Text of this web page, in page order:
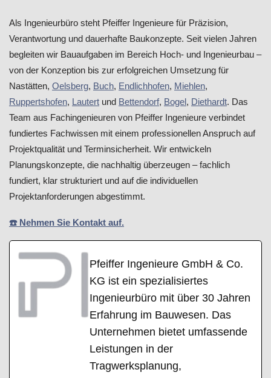
Als Ingenieurbüro steht Pfeiffer Ingenieure für Präzision,
Verantwortung und dauerhafte Baukonzepte. Seit vielen Jahren
begleiten wir Bauaufgaben im Bereich Hoch- und Ingenieurbau –
von der Konzeption bis zur erfolgreichen Umsetzung für
Nastätten, Oelsberg, Buch, Endlichhofen, Miehlen,
Ruppertshofen, Lautert und Bettendorf, Bogel, Diethardt. Das
Team aus Fachingenieuren von Pfeiffer Ingenieure verbindet
fundiertes Fachwissen mit einem professionellen Anspruch auf
Projektqualität und Terminsicherheit. Wir entwickeln
Planungskonzepte, die nachhaltig überzeugen – fachlich
fundiert, klar strukturiert und auf die individuellen
Projektanforderungen abgestimmt.
☎️ Nehmen Sie Kontakt auf.
Pfeiffer Ingenieure GmbH & Co.
KG ist ein spezialisiertes
Ingenieurbüro mit über 30 Jahren
Erfahrung im Bauwesen. Das
Unternehmen bietet umfassende
Leistungen in der
Tragwerksplanung,